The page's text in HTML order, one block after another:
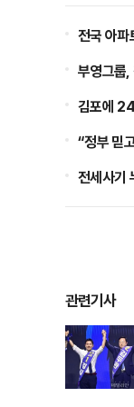
전국 아
부영그룹,
김포에
“정부 믿
전세사기
관련기사